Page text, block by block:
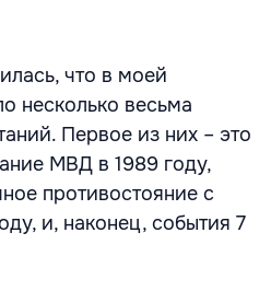
что в моей
несколько весьма
Первое из них – это
МВД в 1989 году,
противостояние с
и, наконец, события 7